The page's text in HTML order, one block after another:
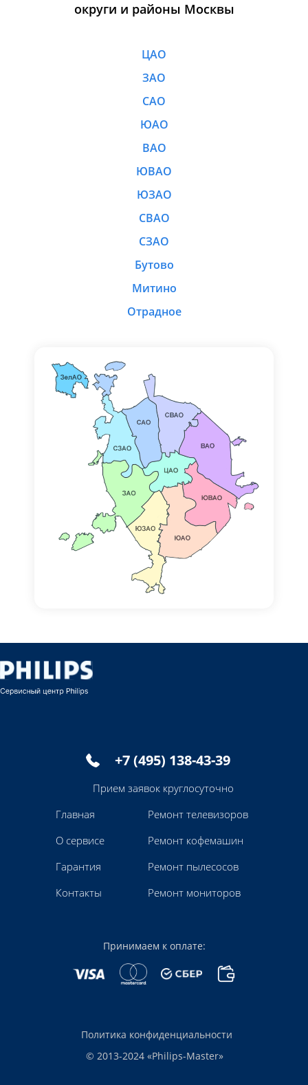
округи и районы Москвы
ЦАО
ЗАО
САО
ЮАО
ВАО
ЮВАО
ЮЗАО
СВАО
СЗАО
Бутово
Митино
Отрадное
© 2013-2024 «Philips-Master»
Политика конфиденциальности
Контакты
О сервисе
Гарантия
Ремонт пылесосов
Ремонт мониторов
+7 (495) 138-43-39
Прием заявок круглосуточно
Главная
Ремонт телевизоров
Ремонт кофемашин
Принимаем к оплате: